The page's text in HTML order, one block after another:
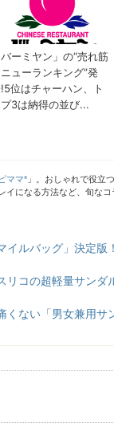
ママ* 」。おしゃれで役立
イになる方法など、旬な
イルバッグ」決定版
リコの超軽量サンダ
くない「男女兼用サ